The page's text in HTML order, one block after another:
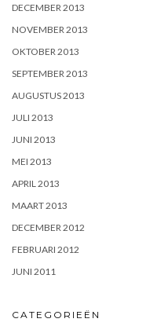
DECEMBER 2013
NOVEMBER 2013
OKTOBER 2013
SEPTEMBER 2013
AUGUSTUS 2013
JULI 2013
JUNI 2013
MEI 2013
APRIL 2013
MAART 2013
DECEMBER 2012
FEBRUARI 2012
JUNI 2011
CATEGORIEËN